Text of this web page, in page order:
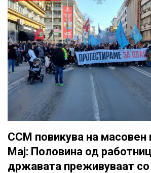
ССМ повикува на масовен
Мај: Половина од
државата преживуваат